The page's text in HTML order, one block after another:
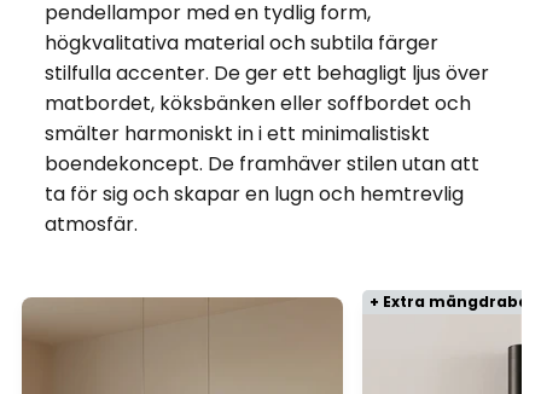
pendellampor med en tydlig form,
högkvalitativa material och subtila färger
stilfulla accenter. De ger ett behagligt ljus över
matbordet, köksbänken eller soffbordet och
smälter harmoniskt in i ett minimalistiskt
boendekoncept. De framhäver stilen utan att
ta för sig och skapar en lugn och hemtrevlig
atmosfär.
+ Extra